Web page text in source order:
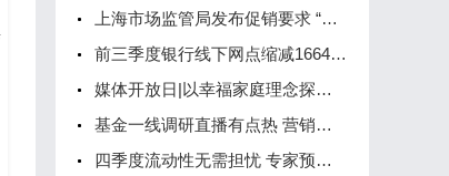
上海市场监管局发布促销要求 “双十一”禁止采取虚假打折等违法方式促销
前三季度银行线下网点缩减1664家 打造特色网点成新趋势
媒体开放日|以幸福家庭理念探索护理刚需解决方案 太保家园普陀社区将于2023年正式对外开放
基金一线调研直播有点热 营销噱头还是陪伴新模式？
四季度流动性无需担忧 专家预计有降准可能